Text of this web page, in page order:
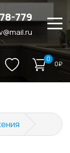
779
0
0₽